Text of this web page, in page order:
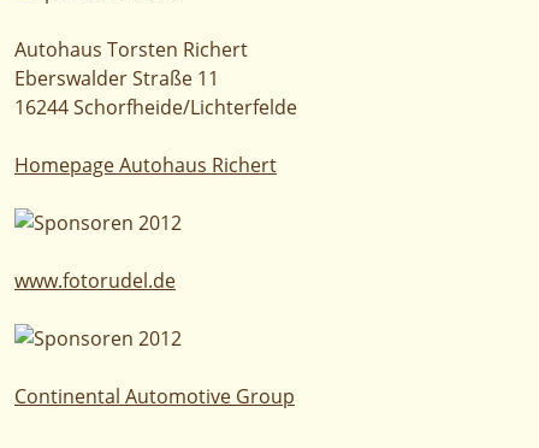
Autohaus Torsten Richert
Eberswalder Straße 11
16244 Schorfheide/Lichterfelde
Homepage Autohaus Richert
www.fotorudel.de
Continental Automotive Group